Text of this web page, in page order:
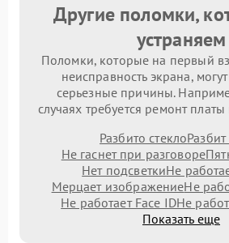
Другие поломки,
устраняем
Поломки, которые на первый
неисправность экрана,
серьезные причины.
случаях требуется ремонт
Разбито стекло
Не гаснет при разговоре
Нет подсветкиНе
Мерцает изображениеНе
Не работает Face IDНе
Показать еще